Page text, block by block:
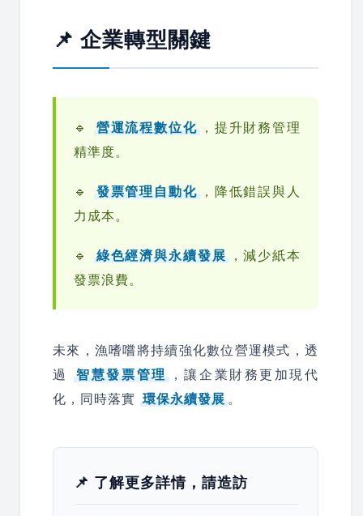
📌 企業轉型關鍵
🔹 營運流程數位化 ，提升財務管理
精準度。
🔹 發票管理自動化 ，降低錯誤與人
力成本。
🔹 綠色經濟與永續發展 ，減少紙本
發票浪費。
未來，漁嗜嚐將持續強化數位營運模式，透
過智慧發票管理，讓企業財務更加現代
化，同時落實 環保永續發展。
📌 了解更多詳情，請造訪